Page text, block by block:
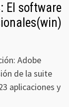
El software
Adobe
de la suite
aplicaciones y